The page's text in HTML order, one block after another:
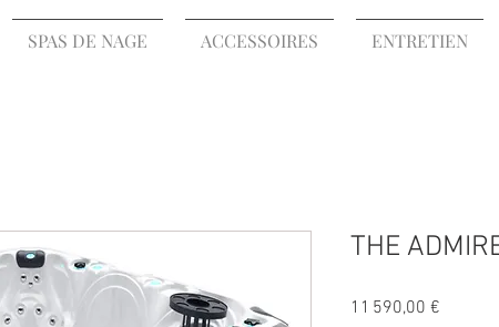
SPAS DE NAGE ACCESSOIRES ENTRETIEN
THE
11 590,00 €